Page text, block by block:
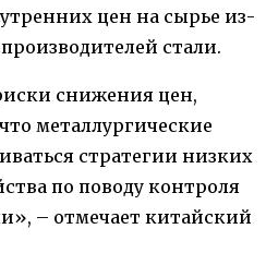
цен на сырье из-
стали.
снижения цен,
металлургические
стратегии низких
по поводу контроля
– отмечает китайский